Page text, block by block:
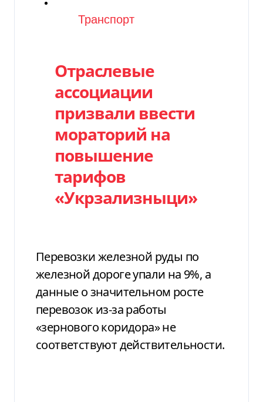
Категория
Транспорт
Отраслевые
ассоциации
призвали ввести
мораторий на
повышение
тарифов
«Укрзализныци»
Перевозки железной руды по
железной дороге упали на 9%, а
данные о значительном росте
перевозок из-за работы
«зернового коридора» не
соответствуют действительности.